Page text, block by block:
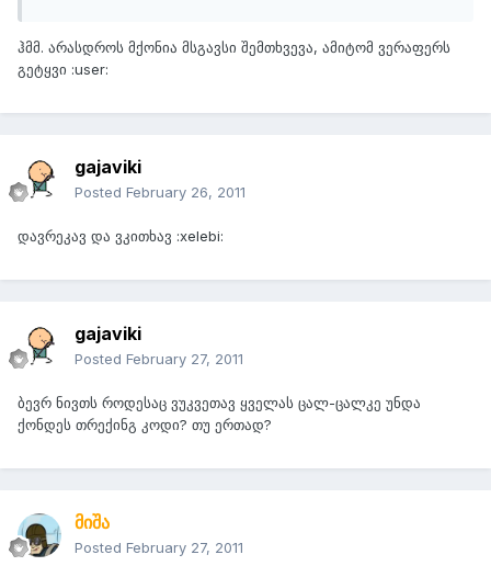
ჰმმ. არასდროს მქონია მსგავსი შემთხვევა, ამიტომ ვერაფერს
გეტყვი :user:
gajaviki
Posted February 26, 2011
დავრეკავ და ვკითხავ :xelebi:
gajaviki
Posted February 27, 2011
ბევრ ნივთს როდესაც ვუკვეთავ ყველას ცალ-ცალკე უნდა
ქონდეს თრექინგ კოდი? თუ ერთად?
მიშა
Posted February 27, 2011